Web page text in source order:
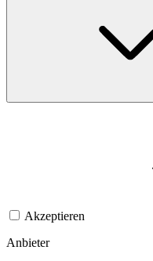
Akzeptieren
Anbieter